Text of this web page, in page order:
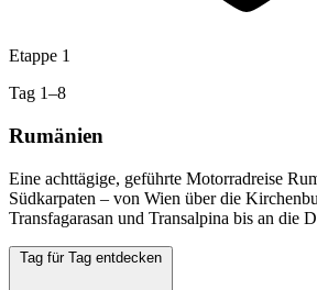
Etappe 1
Tag 1–8
Rumänien
Eine achttägige, geführte Motorradreise
Südkarpaten – von Wien über die
Transfagarasan und Transalpina bis an die
Tag für Tag entdecken